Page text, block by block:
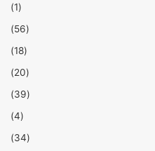
(1)
(56)
(18)
(20)
(39)
(4)
(34)